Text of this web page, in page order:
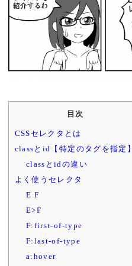
目次
CSSセレクタとは
classとid【特定のタグを指定】
classとidの違い
よく使うセレクタ
E F
E>F
F:first-of-type
F:last-of-type
a:hover